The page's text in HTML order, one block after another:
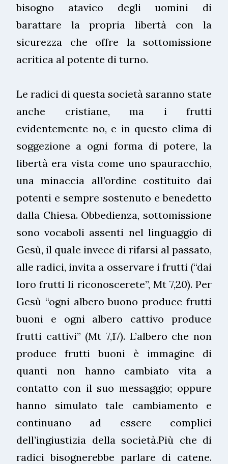
bisogno atavico degli uomini di
barattare la propria libertà con la
sicurezza che offre la sottomissione
acritica al potente di turno.
Le radici di questa società saranno state
anche cristiane, ma i frutti
evidentemente no, e in questo clima di
soggezione a ogni forma di potere, la
libertà era vista come uno spauracchio,
una minaccia all’ordine costituito dai
potenti e sempre sostenuto e benedetto
dalla Chiesa. Obbedienza, sottomissione
sono vocaboli assenti nel linguaggio di
Gesù, il quale invece di rifarsi al passato,
alle radici, invita a osservare i frutti (“dai
loro frutti li riconoscerete”, Mt 7,20). Per
Gesù “ogni albero buono produce frutti
buoni e ogni albero cattivo produce
frutti cattivi” (Mt 7,17). L’albero che non
produce frutti buoni è immagine di
quanti non hanno cambiato vita a
contatto con il suo messaggio; oppure
hanno simulato tale cambiamento e
continuano ad essere complici
dell’ingiustizia della società.Più che di
radici bisognerebbe parlare di catene.